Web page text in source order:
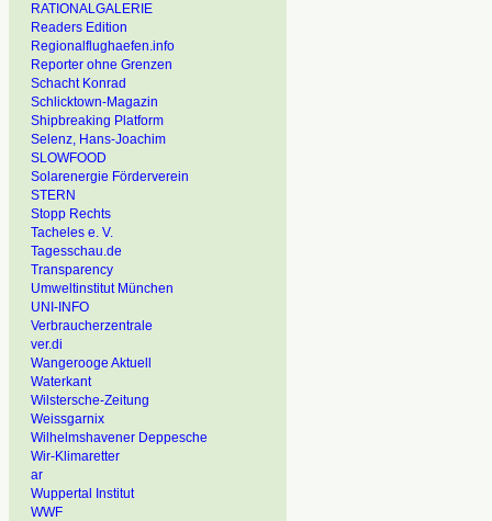
RATIONALGALERIE
Readers Edition
Regionalflughaefen.info
Reporter ohne Grenzen
Schacht Konrad
Schlicktown-Magazin
Shipbreaking Platform
Selenz, Hans-Joachim
SLOWFOOD
Solarenergie Förderverein
STERN
Stopp Rechts
Tacheles e. V.
Tagesschau.de
Transparency
Umweltinstitut München
UNI-INFO
Verbraucherzentrale
ver.di
Wangerooge Aktuell
Waterkant
Wilstersche-Zeitung
Weissgarnix
Wilhelmshavener Deppesche
Wir-Klimaretter
ar
Wuppertal Institut
WWF